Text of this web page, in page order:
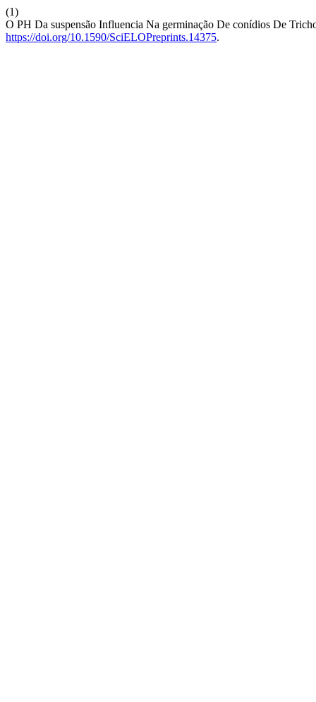
(1)
O PH Da suspensão Influencia Na germinação De conídios De
https://doi.org/10.1590/SciELOPreprints.14375.